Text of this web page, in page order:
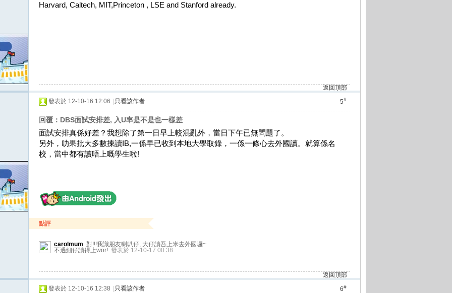
Harvard, Caltech, MIT,Princeton , LSE and Stanford already.
返回頂部
5#
發表於 12-10-16 12:06 只看該作者
回覆：DBS面試安排差, 入U率是不是也一樣差
面試安排真係好差？我想除了第一日早上較混亂外，當日下午已無問題了。
另外，叻果批大多數揀讀IB,一係早已收到本地大學取錄，一係一條心去外國讀。就算係名
校，當中都有讀唔上嘅學生啦!
點評
carolmum 對!!!我識朋友喇叭仔, 大仔讀吾上米去外國囉~
不過細仔讀得上wor! 發表於 12-10-17 00:38
返回頂部
6#
發表於 12-10-16 12:38 只看該作者